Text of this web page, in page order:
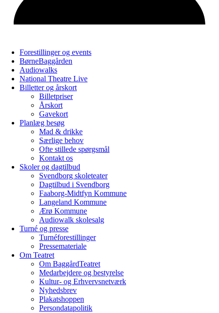
Forestillinger og events
BørneBaggården
Audiowalks
National Theatre Live
Billetter og årskort
Billetpriser
Årskort
Gavekort
Planlæg besøg
Mad & drikke
Særlige behov
Ofte stillede spørgsmål
Kontakt os
Skoler og dagtilbud
Svendborg skoleteater
Dagtilbud i Svendborg
Faaborg-Midtfyn Kommune
Langeland Kommune
Ærø Kommune
Audiowalk skolesalg
Turné og presse
Turnéforestillinger
Pressemateriale
Om Teatret
Om BaggårdTeatret
Medarbejdere og bestyrelse
Kultur- og Erhvervsnetværk
Nyhedsbrev
Plakatshoppen
Persondatapolitik